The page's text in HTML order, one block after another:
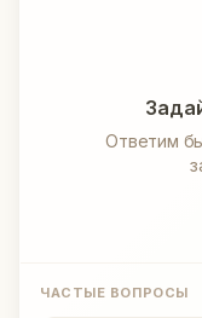
Ответим
ЧАСТЫЕ ВОПРОСЫ